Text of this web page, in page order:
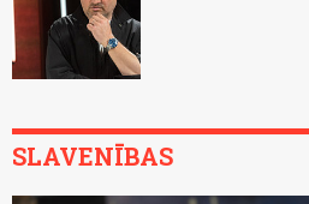
SLAVENĪBAS